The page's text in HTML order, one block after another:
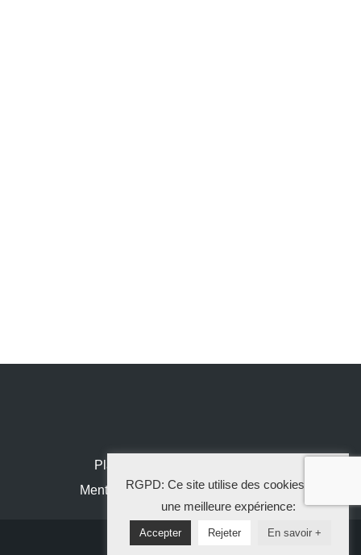
Plan de site
Mentions légales
RGPD: Ce site utilise des cookies pour
une meilleure expérience:
Accepter Rejeter En savoir +